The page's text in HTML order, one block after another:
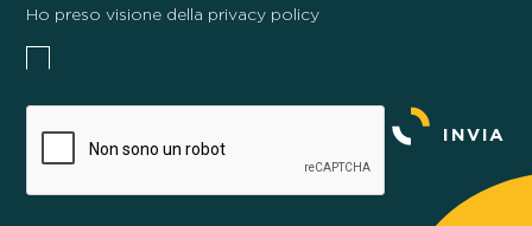
Ho preso visione della privacy policy
INVIA